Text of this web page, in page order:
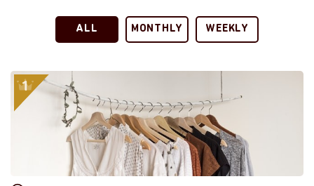
ALL MONTHLY WEEKLY